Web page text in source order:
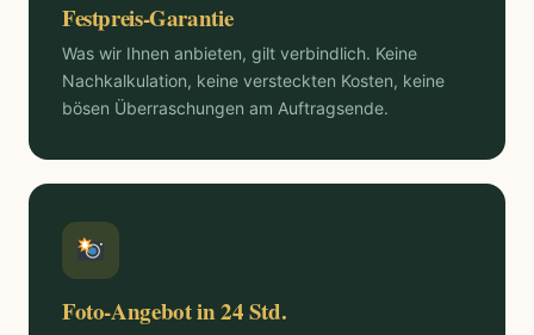
Festpreis-Garantie
Was wir Ihnen anbieten, gilt verbindlich. Keine
Nachkalkulation, keine versteckten Kosten, keine
bösen Überraschungen am Auftragsende.
Foto-Angebot in 24 Std.